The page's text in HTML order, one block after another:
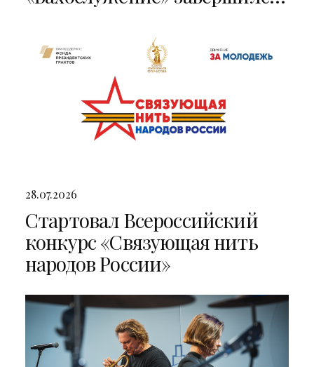
28.07.2026
Стартовал Всероссийский
конкурс «Связующая нить
народов России»